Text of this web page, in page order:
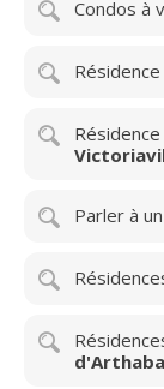
Condos à
Parler à un